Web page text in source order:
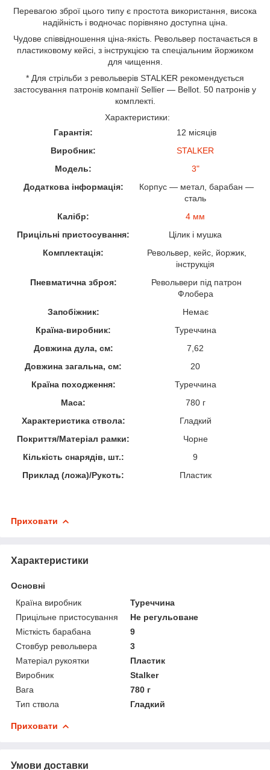
Перевагою зброї цього типу є простота використання, висока
надійність і водночас порівняно доступна ціна.
Чудове співвідношення ціна-якість. Револьвер постачається в
пластиковому кейсі, з інструкцією та спеціальним йоржиком
для чищення.
* Для стрільби з револьверів STALKER рекомендується
застосування патронів компанії Sellier — Bellot. 50 патронів у
комплекті.
Характеристики:
Гарантія:
12 місяців
Виробник:
STALKER
Модель:
3"
Додаткова інформація:
Корпус — метал, барабан —
сталь
Калібр:
4 мм
Прицільні пристосування:
Цілик і мушка
Комплектація:
Револьвер, кейс, йоржик,
інструкція
Пневматична зброя:
Револьвери під патрон
Флобера
Запобіжник:
Немає
Країна-виробник:
Туреччина
Довжина дула, см:
7,62
Довжина загальна, см:
20
Країна походження:
Туреччина
Маса:
780 г
Характеристика ствола:
Гладкий
Покриття/Матеріал рамки:
Чорне
Кількість снарядів, шт.:
9
Приклад (ложа)/Рукоть:
Пластик
Приховати
Характеристики
Основні
Країна виробник
Туреччина
Прицільне пристосування
Не регульоване
Місткість барабана
9
Стовбур револьвера
3
Матеріал рукоятки
Пластик
Виробник
Stalker
Вага
780 г
Тип ствола
Гладкий
Приховати
Умови доставки